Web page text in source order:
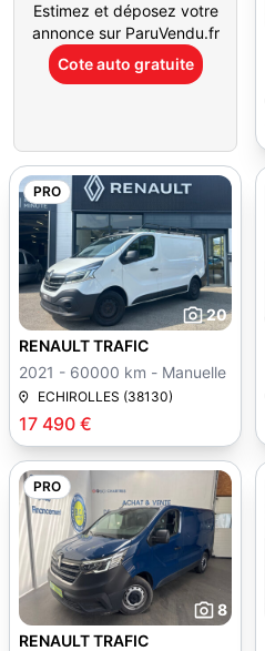
Estimez et déposez votre
annonce sur ParuVendu.fr
Cote auto gratuite
PRO
20
17 490 €
RENAULT TRAFIC
2021 - 60000 km - Manuelle
ECHIROLLES (38130)
PRO
8
RENAULT TRAFIC